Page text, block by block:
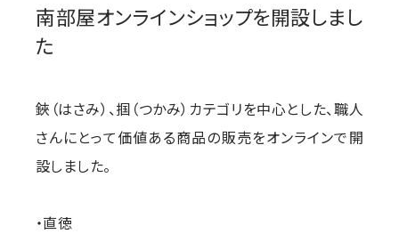
南部屋オンラインショップを開設しまし
た
鋏（はさみ）、掴（つかみ）カテゴリを中心とした、職人
さんにとって価値ある商品の販売をオンラインで開
設しました。
・直徳